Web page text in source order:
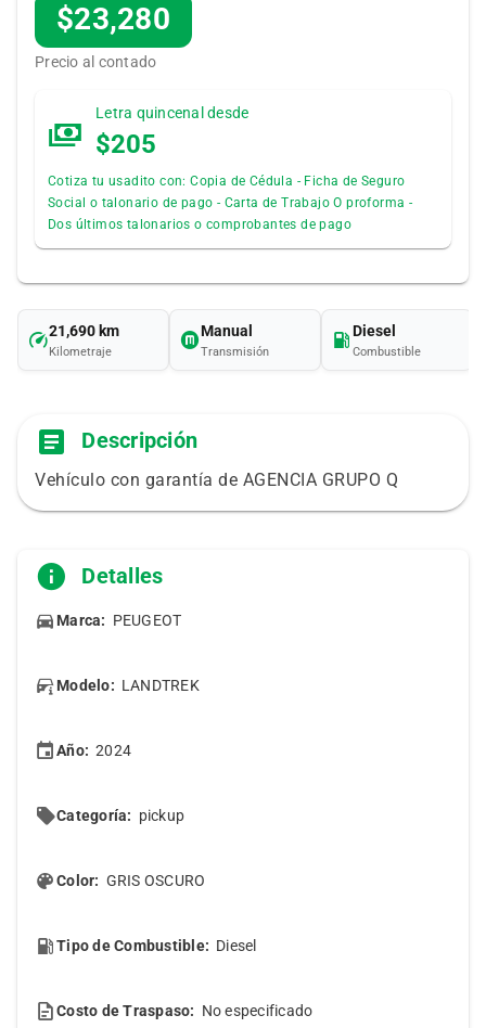
$23,280
Precio al contado
Letra quincenal desde
$205
Cotiza tu usadito con: Copia de Cédula - Ficha de Seguro
Social o talonario de pago - Carta de Trabajo O proforma -
Dos últimos talonarios o comprobantes de pago
21,690 km
Kilometraje
Manual
Transmisión
Diesel
Combustible
Descripción
Vehículo con garantía de AGENCIA GRUPO Q
Detalles
Marca: PEUGEOT
Modelo: LANDTREK
Año: 2024
Categoría: pickup
Color: GRIS OSCURO
Tipo de Combustible: Diesel
Costo de Traspaso: No especificado